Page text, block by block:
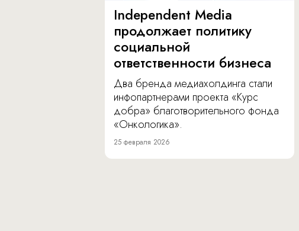
Independent Media
продолжает политику
социальной
ответственности бизнеса
Два бренда медиахолдинга стали
инфопартнерами проекта «Курс
добра» благотворительного фонда
«Онкологика».
25 февраля 2026